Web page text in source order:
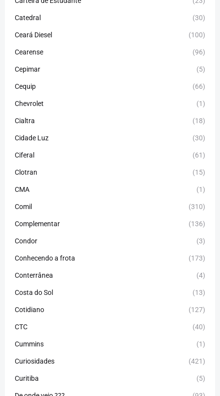
Catedral (30)
Ceará Diesel (100)
Cearense (96)
Cepimar (5)
Cequip (66)
Chevrolet (1)
Cialtra (18)
Cidade Luz (30)
Ciferal (61)
Clotran (15)
CMA (1)
Comil (310)
Complementar (136)
Condor (3)
Conhecendo a frota (173)
Conterrânea (4)
Costa do Sol (13)
Cotidiano (127)
CTC (40)
Cummins (1)
Curiosidades (421)
Curitiba (5)